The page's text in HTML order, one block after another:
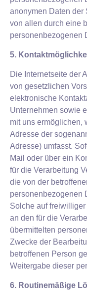
anonymen Daten der
von allen durch eine
personenbezogenen
5.
Die Internetseite der
von gesetzlichen
elektronische
Unternehmen sowie
mit uns ermöglichen,
Adresse der
Adresse) umfasst.
Mail oder über ein
für die Verarbeitung
die von der
personenbezogenen
Solche auf
an den für die
übermittelten
Zwecke der
betroffenen Person
Weitergabe dieser
6. Routinemäßige